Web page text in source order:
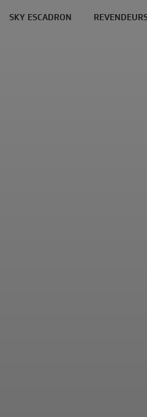
SKY ESCADRON